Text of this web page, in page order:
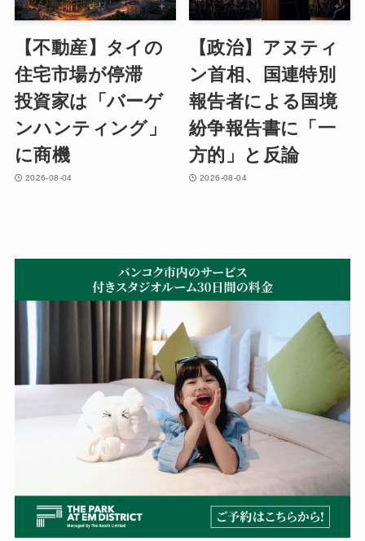
【不動産】タイの
住宅市場が停滞
投資家は「バーゲ
ンハンティング」
に商機
2026-08-04
【政治】アヌティ
ン首相、国連特別
報告者による国境
紛争報告書に「一
方的」と反論
2026-08-04